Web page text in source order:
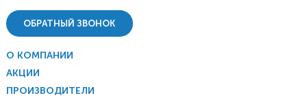
ОБРАТНЫЙ ЗВОНОК
О КОМПАНИИ
АКЦИИ
ПРОИЗВОДИТЕЛИ